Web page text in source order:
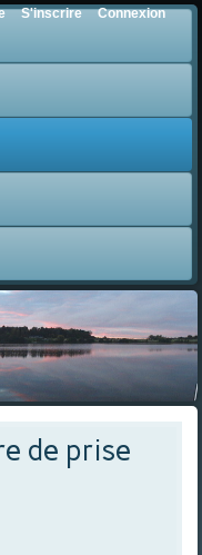
de prise
S'inscrire Connexion